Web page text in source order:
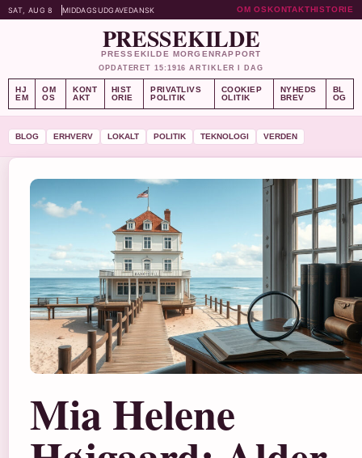
SAT, AUG 8 MIDDAGSUDGAVEDANSK OM OSKONTAKTHISTORIE
PRESSEKILDE
PRESSEKILDE MORGENRAPPORT
OPDATERET 15:1916 ARTIKLER I DAG
HJ
EM
OM
OS
KONT
AKT
HIST
ORIE
PRIVATLIVS
POLITIK
COOKIEP
OLITIK
NYHEDS
BREV
BL
OG
BLOG ERHVERV LOKALT POLITIK TEKNOLOGI VERDEN
Mia Helene